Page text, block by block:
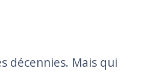
décennies. Mais qui